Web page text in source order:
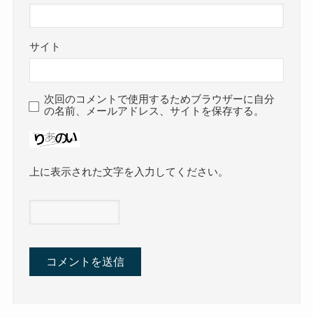
サイト
次回のコメントで使用するためブラウザーに自分
の名前、メールアドレス、サイトを保存する。
上に表示された文字を入力してください。